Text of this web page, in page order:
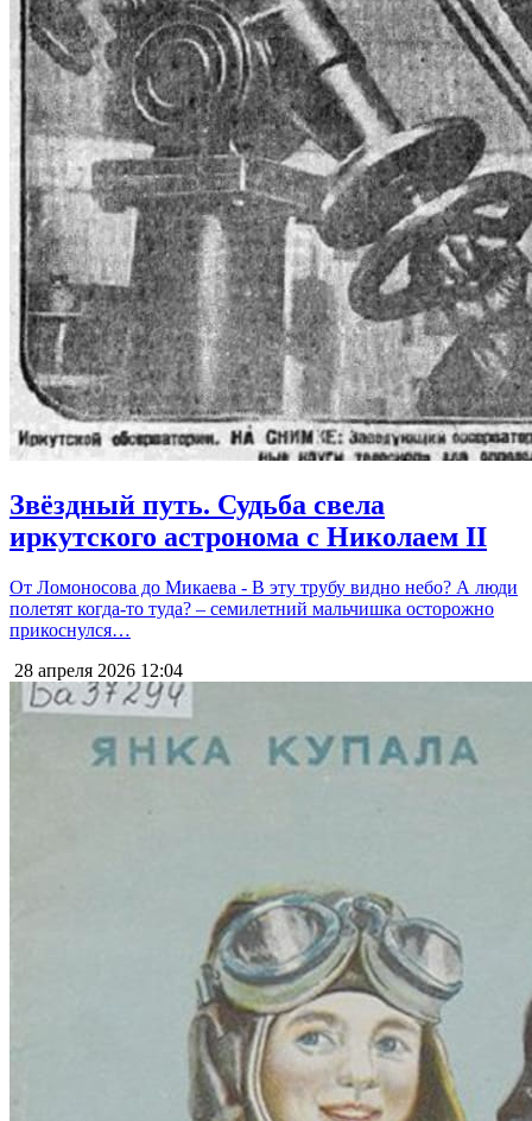
Звёздный путь. Судьба свела
иркутского астронома с Николаем II
От Ломоносова до Микаева - В эту трубу видно небо? А люди
полетят когда-то туда? – семилетний мальчишка осторожно
прикоснулся…
28 апреля 2026 12:04